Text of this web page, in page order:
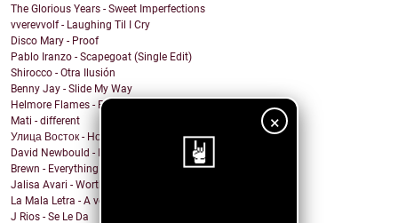
×
The Glorious Years - Sweet Imperfections
vverevvolf - Laughing Til I Cry
Disco Mary - Proof
Pablo Iranzo - Scapegoat (Single Edit)
Shirocco - Otra Ilusión
Benny Jay - Slide My Way
Helmore Flames - E Pluribus Unum
Mati - different
Улица Восток - Ночь
David Newbould - Into The Deep
Brewn - Everything is gonna be alright
Jalisa Avari - Worth
La Mala Letra - A voz en grito
J Rios - Se Le Da